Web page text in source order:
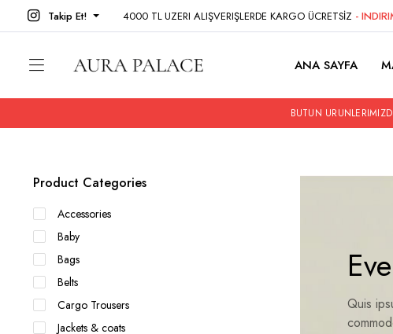
Takip Et! 4000 TL UZERI ALIŞVERIŞLERDE KARGO ÜCRETSİZ -
ANA SAYFA
BUTUN
Quis
Product Categories
Accessories
Baby
Bags
Belts
Cargo Trousers
Jackets & coats